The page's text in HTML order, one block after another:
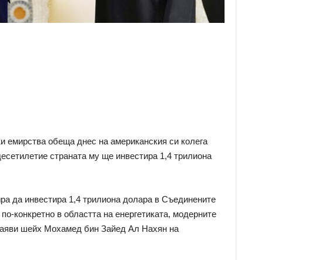
емирства обеща днес на американския си колега
страната му ще инвестира 1,4 трилиона
да инвестира 1,4 трилиона долара в Съединените
конкретно в областта на енергетиката, модерните
шейх Мохамед бин Зайед Ал Нахян на